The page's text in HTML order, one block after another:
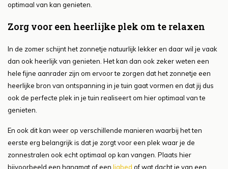
optimaal van kan genieten.
Zorg voor een heerlijke plek om te relaxen
In de zomer schijnt het zonnetje natuurlijk lekker en daar wil je vaak
dan ook heerlijk van genieten. Het kan dan ook zeker weten een
hele fijne aanrader zijn om ervoor te zorgen dat het zonnetje een
heerlijke bron van ontspanning in je tuin gaat vormen en dat jij dus
ook de perfecte plek in je tuin realiseert om hier optimaal van te
genieten.
En ook dit kan weer op verschillende manieren waarbij het ten
eerste erg belangrijk is dat je zorgt voor een plek waar je de
zonnestralen ook echt optimaal op kan vangen. Plaats hier
bijvoorbeeld een hangmat of een ligbed of wat dacht je van een